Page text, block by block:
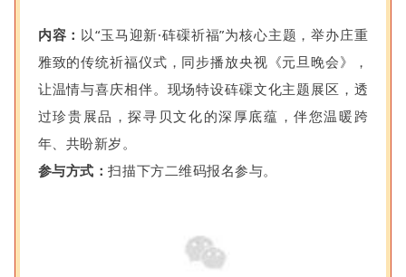
内容： 以“玉马迎新·砗磲祈福”为核心主题，举办庄重
雅致的传统祈福仪式，同步播放央视《元旦晚会》，
让温情与喜庆相伴。现场特设砗磲文化主题展区，透
过珍贵展品，探寻贝文化的深厚底蕴，伴您温暖跨
年、共盼新岁。
参与方式：扫描下方二维码报名参与。